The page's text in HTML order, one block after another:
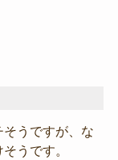
うですが、な
うです。